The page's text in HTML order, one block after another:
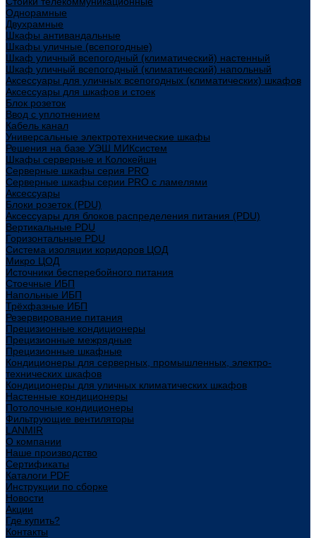
Однорамные
Двухрамные
Шкафы антивандальные
Шкафы уличные (всепогодные)
Шкаф уличный всепогодный (климатический) настенный
Шкаф уличный всепогодный (климатический) напольный
Аксессуары для уличных всепогодных (климатических) шкафов
Аксессуары для шкафов и стоек
Блок розеток
Ввод с уплотнением
Кабель канал
Универсальные электротехнические шкафы
Решения на базе УЭШ МИКсистем
Шкафы серверные и Колокейшн
Серверные шкафы серия PRO
Серверные шкафы серии PRO с ламелями
Аксессуары
Блоки розеток (PDU)
Аксессуары для блоков распределения питания (PDU)
Вертикальные PDU
Горизонтальные PDU
Система изоляции коридоров ЦОД
Микро ЦОД
Источники бесперебойного питания
Стоечные ИБП
Напольные ИБП
Трёхфазные ИБП
Резервирование питания
Прецизионные кондиционеры
Прецизионные межрядные
Прецизионные шкафные
Кондиционеры для серверных, промышленных, электро-
технических шкафов
Кондиционеры для уличных климатических шкафов
Настенные кондиционеры
Потолочные кондиционеры
Фильтрующие вентиляторы
LANMIR
О компании
Наше производство
Сертификаты
Каталоги PDF
Инструкции по сборке
Новости
Акции
Где купить?
Контакты